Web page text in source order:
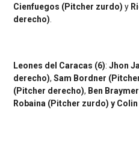
Cienfuegos (Pitcher zurdo) y
derecho).
Leones del Caracas (6): Jhon
derecho), Sam Bordner
(Pitcher derecho), Ben
Robaina (Pitcher zurdo) y